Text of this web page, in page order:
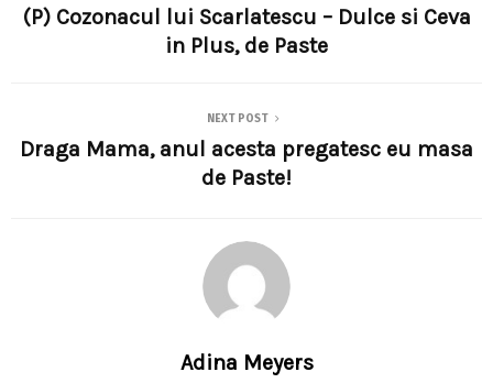
(P) Cozonacul lui Scarlatescu – Dulce si Ceva
in Plus, de Paste
NEXT POST
Draga Mama, anul acesta pregatesc eu masa
de Paste!
Adina Meyers